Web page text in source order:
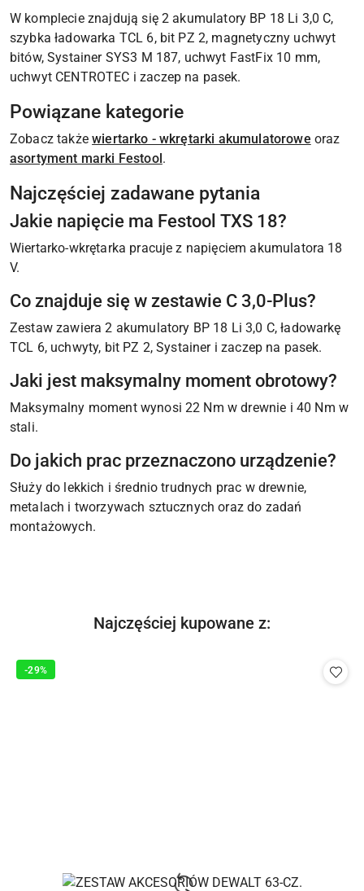
W komplecie znajdują się 2 akumulatory BP 18 Li 3,0 C,
szybka ładowarka TCL 6, bit PZ 2, magnetyczny uchwyt
bitów, Systainer SYS3 M 187, uchwyt FastFix 10 mm,
uchwyt CENTROTEC i zaczep na pasek.
Powiązane kategorie
Zobacz takżewiertarko - wkrętarki akumulatorowe oraz
asortyment marki Festool.
Najczęściej zadawane pytania
Jakie napięcie ma Festool TXS 18?
Wiertarko-wkrętarka pracuje z napięciem akumulatora 18
V.
Co znajduje się w zestawie C 3,0-Plus?
Zestaw zawiera 2 akumulatory BP 18 Li 3,0 C, ładowarkę
TCL 6, uchwyty, bit PZ 2, Systainer i zaczep na pasek.
Jaki jest maksymalny moment obrotowy?
Maksymalny moment wynosi 22 Nm w drewnie i 40 Nm w
stali.
Do jakich prac przeznaczono urządzenie?
Służy do lekkich i średnio trudnych prac w drewnie,
metalach i tworzywach sztucznych oraz do zadań
montażowych.
Pomiń karuzelę produktów
Produkty
Najczęściej kupowane z:
-29%